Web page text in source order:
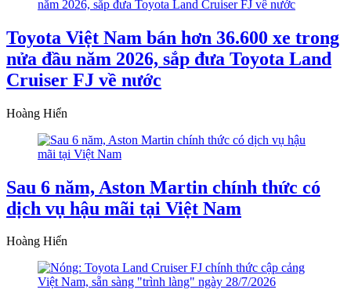
Toyota Việt Nam bán hơn 36.600 xe trong
nửa đầu năm 2026, sắp đưa Toyota Land
Cruiser FJ về nước
Hoàng Hiển
Sau 6 năm, Aston Martin chính thức có
dịch vụ hậu mãi tại Việt Nam
Hoàng Hiển